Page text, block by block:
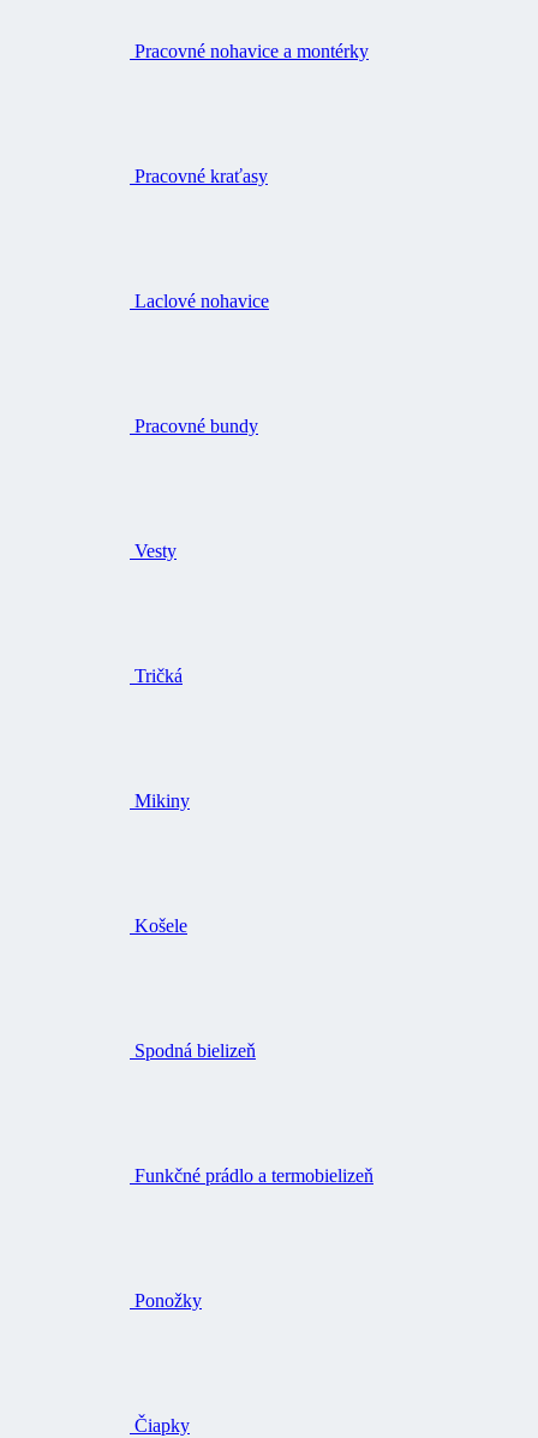
Pracovné nohavice a montérky
Pracovné kraťasy
Laclové nohavice
Pracovné bundy
Vesty
Tričká
Mikiny
Košele
Spodná bielizeň
Funkčné prádlo a termobielizeň
Ponožky
Čiapky